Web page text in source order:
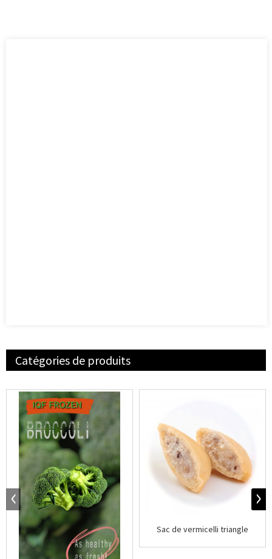
Catégories de produits
Sac de vermicelli triangle